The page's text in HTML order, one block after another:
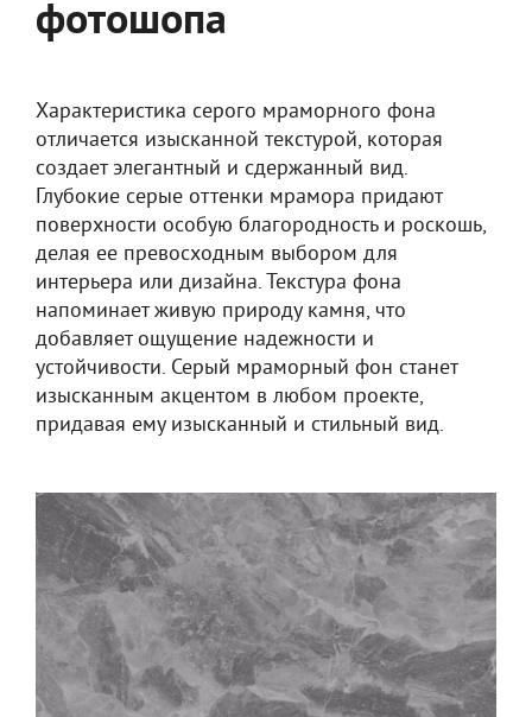
фотошопа
Характеристика серого мраморного фона
отличается изысканной текстурой, которая
создает элегантный и сдержанный вид.
Глубокие серые оттенки мрамора придают
поверхности особую благородность и роскошь,
делая ее превосходным выбором для
интерьера или дизайна. Текстура фона
напоминает живую природу камня, что
добавляет ощущение надежности и
устойчивости. Серый мраморный фон станет
изысканным акцентом в любом проекте,
придавая ему изысканный и стильный вид.